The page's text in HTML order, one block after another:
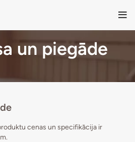
un piegāde
cenas un specifikācija ir